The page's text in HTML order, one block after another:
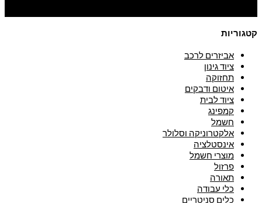
קטגוריות
אביזרים לרכב
ציוד גינון
תחזוקה
איטום ודבקים
ציוד לבית
קמפינג
חשמל
אלקטרוניקה וסלולר
אינסטלציה
מוצרי חשמל
פרזול
תאורה
כלי עבודה
כלים סניטריים